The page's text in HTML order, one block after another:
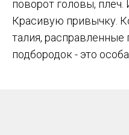
поворот головы, плеч.
Красивую привычку.
талия, расправленные
подбородок - это